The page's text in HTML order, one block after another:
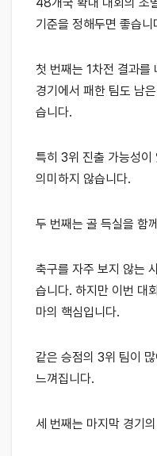
기준을 정해두면 좋습니
첫 번째는 1차전 결과를
경기에서 패한 팀도 남
습니다.
특히 3위 진출 가능성이
의미하지 않습니다.
두 번째는 골 득실을 함
축구를 자주 보지 않는
습니다. 하지만 이번 대
마의 핵심입니다.
같은 승점의 3위 팀이
느껴집니다.
세 번째는 마지막 경기